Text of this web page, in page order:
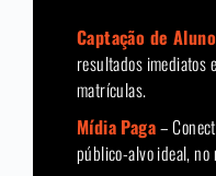
Captação de
resultados imediatos
matrículas.
Mídia Paga–
público-alvo ideal, no